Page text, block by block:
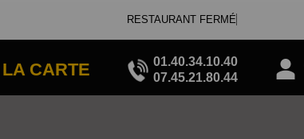
RESTAURANT FERMÉ
LA CARTE
01.40.34.10.40
07.45.21.80.44